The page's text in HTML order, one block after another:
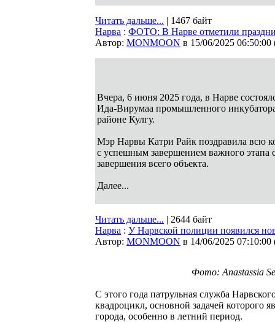
Читать дальше... | 1467 байт
Нарва : ФОТО: В Нарве отметили
Автор: MONMOON в 15/06/2025 06:50:00
Вчера, 6 июня 2025 года, в Нарве
Ида-Вирумаа промышленного
районе Кулгу.
Мэр Нарвы Катри Райк поздравила всю
с успешным завершением важного этапа
завершения всего объекта.
Далее...
Читать дальше... | 2644 байт
Нарва : У Нарвской полиции появился
Автор: MONMOON в 14/06/2025 07:10:00
Фото: Anastassia
С этого года патрульная служба
квадроцикл, основной задачей которого
города, особенно в летний период.